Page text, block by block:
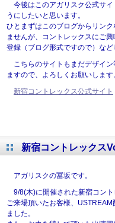
今後はこのアガリスク公式サ
うにしたいと思います。
ひとまずはこのブログからリン
ませんが、コントレックスにご
登録（ブログ形式ですので）な
こちらのサイトもまだデザイ
ますので、よろしくお願いします
新宿コントレックス公式サイト
新宿コントレックス
アガリスクの冨坂です。
9/8(木)に開催された新宿コン
ご来場頂いたお客様、
ました。